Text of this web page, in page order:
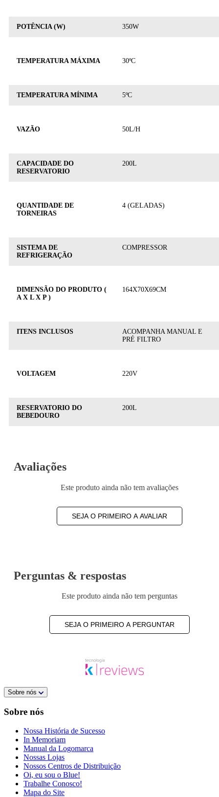
POTÊNCIA (W) 350W
TEMPERATURA MÁXIMA 30ºC
TEMPERATURA MÍNIMA 5ºC
VAZÃO 50L/H
CAPACIDADE DO
RESERVATORIO
200L
QUANTIDADE DE
TORNEIRAS
4 (GELADAS)
SISTEMA DE
REFRIGERAÇÃO
COMPRESSOR
DIMENSÃO DO PRODUTO (
A X L X P )
164X70X69CM
ITENS INCLUSOS
ACOMPANHA MANUAL E
PRÉ FILTRO
VOLTAGEM 220V
RESERVATORIO DO
BEBEDOURO
200L
Avaliações
Este produto ainda não tem avaliações
SEJA O PRIMEIRO A AVALIAR
Perguntas & respostas
Este produto ainda não tem perguntas
SEJA O PRIMEIRO A PERGUNTAR
Sobre nós
Sobre nós
Nossa História de Sucesso
In Memoriam
Manual da Logomarca
Nossas Lojas
Nossos Centros de Distribuição
Oi, eu sou o Blue!
Trabalhe Conosco!
Mapa do Site